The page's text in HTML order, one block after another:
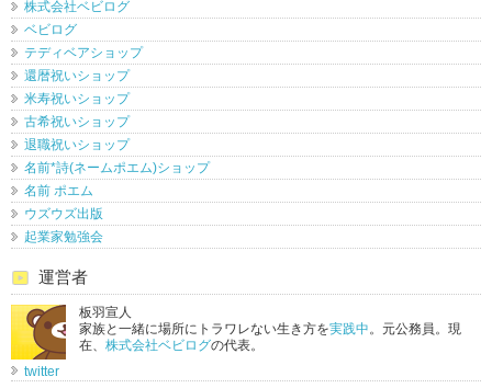
株式会社ベビログ
ベビログ
テディベアショップ
還暦祝いショップ
米寿祝いショップ
古希祝いショップ
退職祝いショップ
名前*詩(ネームポエム)ショップ
名前 ポエム
ウズウズ出版
起業家勉強会
運営者
板羽宣人
家族と一緒に場所にトラワレない生き方を実践中 。元公務員。現
在、 株式会社ベビログの代表。
twitter